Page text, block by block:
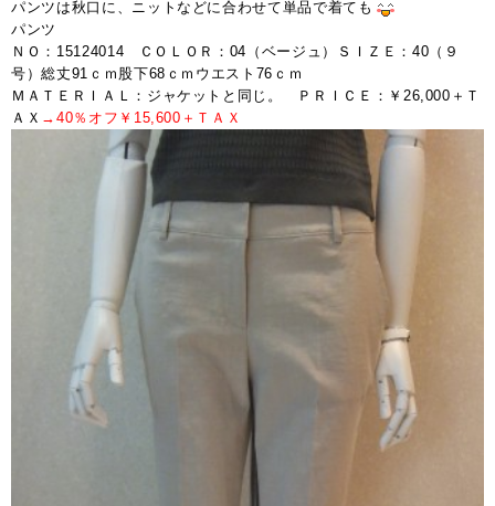
パンツは秋口に、ニットなどに合わせて単品で着ても
パンツ
ＮＯ：15124014 ＣＯＬＯＲ：04（ベージュ）ＳＩＺＥ：40（９
号）総丈91ｃｍ股下68ｃｍウエスト76ｃｍ
ＭＡＴＥＲＩＡＬ：ジャケットと同じ。 ＰＲＩＣＥ：￥26,000＋Ｔ
ＡＸ →40％オフ￥15,600＋ＴＡＸ